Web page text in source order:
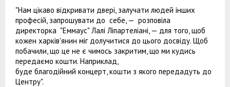
"Нам цікаво відкривати двері, залучати людей інших
професій, запрошувати до себе, — розповіла
директорка "Еммаус" Лалі Ліпартеліані, — для того, щоб
кожен харків'янин міг долучитися до цього досвіду. Щоб
побачили, що це не є чимось закритим, що ми кудись
передаємо кошти. Наприклад,
буде благодійний концерт, кошти з якого передадуть до
Центру".